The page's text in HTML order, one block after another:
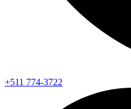
+511 774-3722